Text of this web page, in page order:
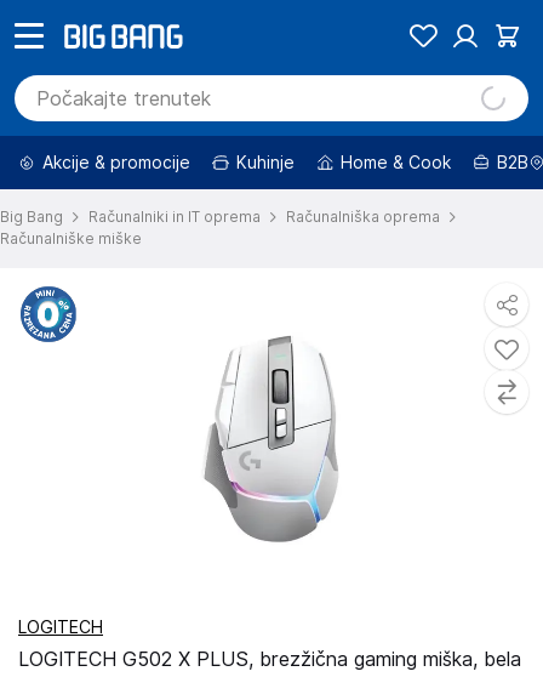
Akcije & promocije Kuhinje Home & Cook B2B
Big Bang Računalniki in IT oprema
Računalniška oprema
Računalniške miške
LOGITECH
LOGITECH G502 X PLUS, brezžična gaming miška, bela